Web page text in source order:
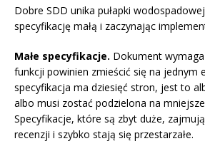
Dobre SDD unika pułapki
specyfikację małą i zaczynając
Małe specyfikacje. Dokument
funkcji powinien zmieścić się na jednym
specyfikacja ma dziesięć stron, jest to
albo musi zostać podzielona na
Specyfikacje, które są zbyt duże,
recenzji i szybko stają się przestarzałe.